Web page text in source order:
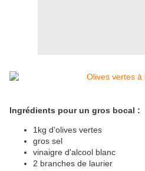
Ingrédients pour un gros bocal :
1kg d’olives vertes
gros sel
vinaigre d'alcool blanc
2 branches de laurier